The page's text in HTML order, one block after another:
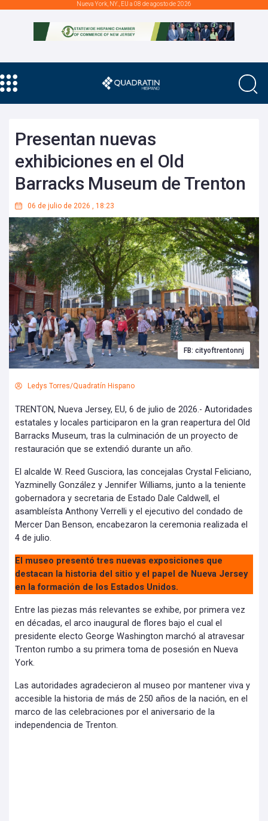
Nueva York, NY., EU a 08 de agosto de 2026
Presentan nuevas
exhibiciones en el Old
Barracks Museum de Trenton
06 de julio de 2026 , 18:23
FB: cityoftrentonnj
Ledys Torres/Quadratín Hispano
TRENTON, Nueva Jersey, EU, 6 de julio de 2026.- Autoridades
estatales y locales participaron en la gran reapertura del Old
Barracks Museum, tras la culminación de un proyecto de
restauración que se extendió durante un año.
El alcalde W. Reed Gusciora, las concejalas Crystal Feliciano,
Yazminelly González y Jennifer Williams, junto a la teniente
gobernadora y secretaria de Estado Dale Caldwell, el
asambleísta Anthony Verrelli y el ejecutivo del condado de
Mercer Dan Benson, encabezaron la ceremonia realizada el
4 de julio.
El museo presentó tres nuevas exposiciones que
destacan la historia del sitio y el papel de Nueva Jersey
en la formación de los Estados Unidos.
Entre las piezas más relevantes se exhibe, por primera vez
en décadas, el arco inaugural de flores bajo el cual el
presidente electo George Washington marchó al atravesar
Trenton rumbo a su primera toma de posesión en Nueva
York.
Las autoridades agradecieron al museo por mantener viva y
accesible la historia de más de 250 años de la nación, en el
marco de las celebraciones por el aniversario de la
independencia de Trenton.